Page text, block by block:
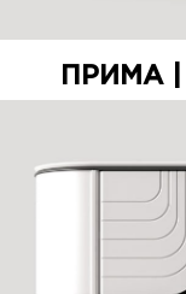
ПРИМА |